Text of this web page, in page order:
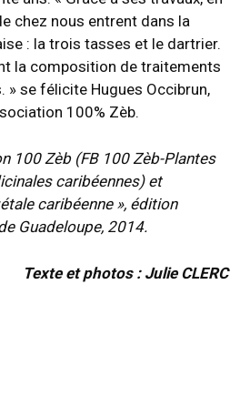
chez nous entrent dans la
: la trois tasses et le dartrier.
la composition de traitements
» se félicite Hugues Occibrun,
100% Zèb.
100 Zèb (FB 100 Zèb-Plantes
caribéennes) et
caribéenne », édition
Guadeloupe, 2014.
Texte et photos : Julie CLERC